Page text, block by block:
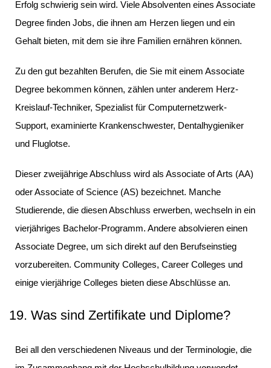
Erfolg schwierig sein wird. Viele Absolventen eines Associate
Degree finden Jobs, die ihnen am Herzen liegen und ein
Gehalt bieten, mit dem sie ihre Familien ernähren können.
Zu den gut bezahlten Berufen, die Sie mit einem Associate
Degree bekommen können, zählen unter anderem Herz-
Kreislauf-Techniker, Spezialist für Computernetzwerk-
Support, examinierte Krankenschwester, Dentalhygieniker
und Fluglotse.
Dieser zweijährige Abschluss wird als Associate of Arts (AA)
oder Associate of Science (AS) bezeichnet. Manche
Studierende, die diesen Abschluss erwerben, wechseln in ein
vierjähriges Bachelor-Programm. Andere absolvieren einen
Associate Degree, um sich direkt auf den Berufseinstieg
vorzubereiten. Community Colleges, Career Colleges und
einige vierjährige Colleges bieten diese Abschlüsse an.
19. Was sind Zertifikate und Diplome?
Bei all den verschiedenen Niveaus und der Terminologie, die